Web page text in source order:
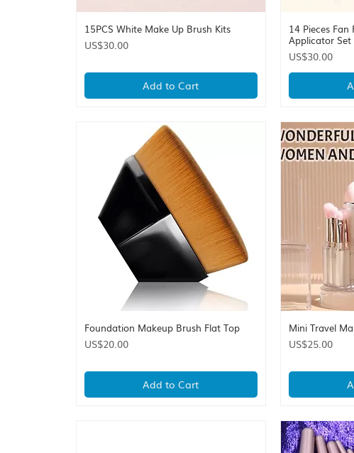
Quick View
15PCS White Make Up Brush Kits
Price
US$30.00
Add to Cart
14 Pieces Fan
Applicator Set
Price
US$30.00
Quick View
Foundation Makeup Brush Flat Top
Price
US$20.00
Add to Cart
Mini Travel
Price
US$25.00